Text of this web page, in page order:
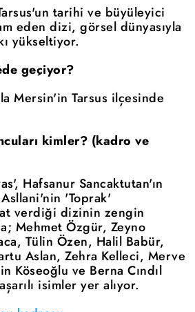
tarihi ve büyüleyici
eden dizi, görsel dünyasıyla
yükseltiyor.
geçiyor?
Mersin'in Tarsus ilçesinde
kimler? (kadro ve
Hafsanur Sancaktutan'ın
'Toprak'
verdiği dizinin zengin
Mehmet Özgür, Zeyno
Tülin Özen, Halil Babür,
Aslan, Zehra Kelleci, Merve
Köseoğlu ve Berna Cındıl
isimler yer alıyor.